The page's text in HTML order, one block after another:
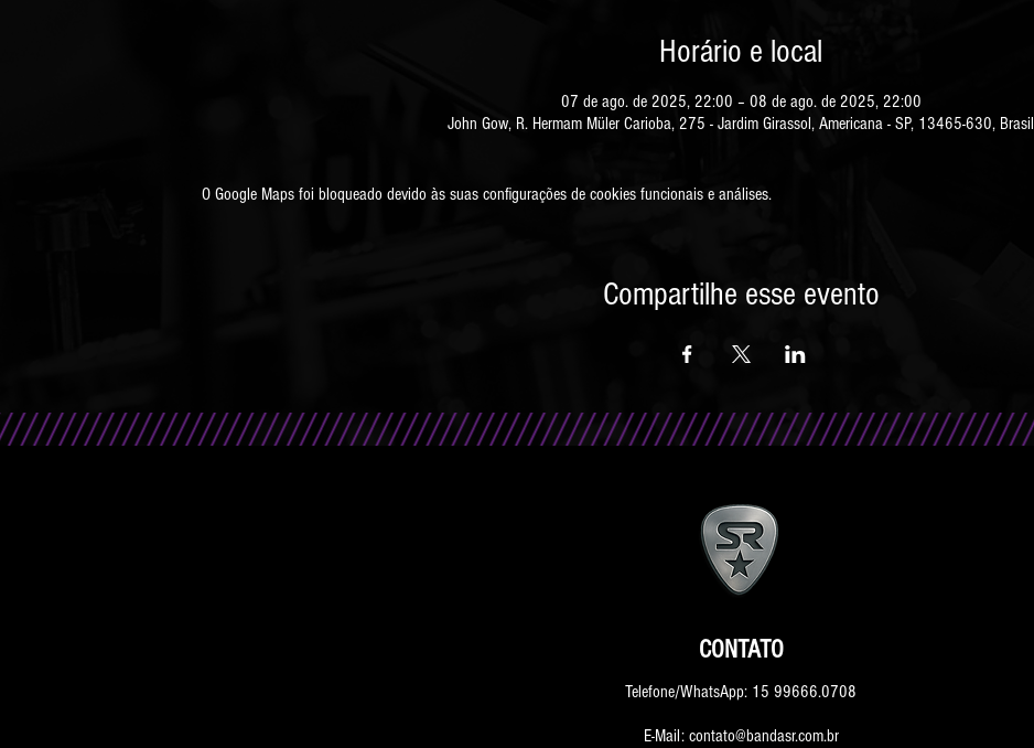
Horário e local
07 de ago. de 2025, 22:00 – 08 de ago. de 2025, 22:00
John Gow, R. Hermam Müler Carioba, 275 - Jardim Girassol, Americana - SP, 13465-630, Brasil
O Google Maps foi bloqueado devido às suas configurações de cookies funcionais e análises.
Compartilhe esse evento
CONTATO
Telefone/WhatsApp: 15 99666.0708
E-Mail: contato@bandasr.com.br